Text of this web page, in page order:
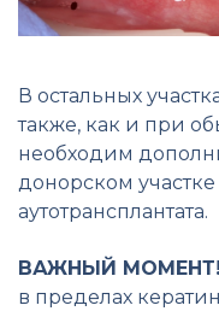
В остальных
также, как и при
необходим
донорском
аутотрансплантата.
ВАЖНЫЙ МОМЕНТ!
в пределах